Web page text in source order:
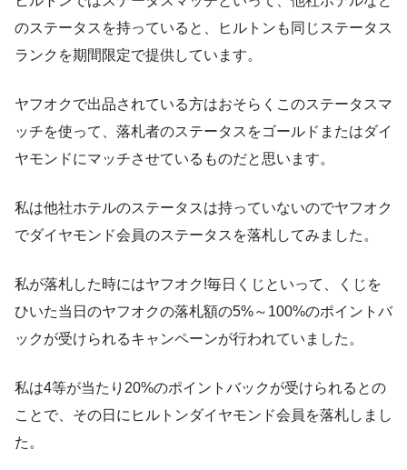
のステータスを持っていると、ヒルトンも同じステータス
ランクを期間限定で提供しています。
ヤフオクで出品されている方はおそらくこのステータスマ
ッチを使って、落札者のステータスをゴールドまたはダイ
ヤモンドにマッチさせているものだと思います。
私は他社ホテルのステータスは持っていないのでヤフオク
でダイヤモンド会員のステータスを落札してみました。
私が落札した時にはヤフオク!毎日くじといって、くじを
ひいた当日のヤフオクの落札額の5%～100%のポイントバ
ックが受けられるキャンペーンが行われていました。
私は4等が当たり20%のポイントバックが受けられるとの
ことで、その日にヒルトンダイヤモンド会員を落札しまし
た。